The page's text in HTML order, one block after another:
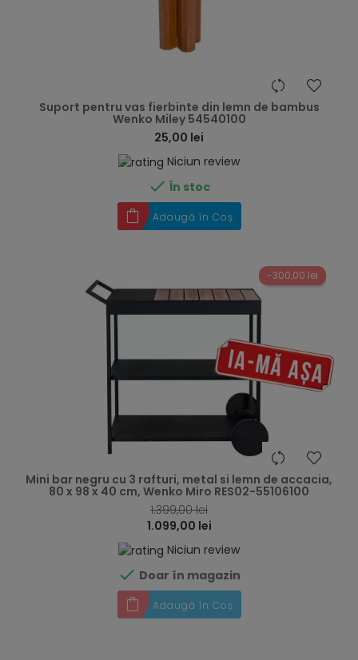
Suport pentru vas fierbinte din lemn de bambus
Wenko Miley 54540100
25,00 lei
Niciun review
 În stoc
Adaugă în Coș
-300,00 lei
Mini bar negru cu 3 rafturi, metal si lemn de accacia,
80 x 98 x 40 cm, Wenko Miro RES02-55106100
1.399,00 lei
1.099,00 lei
Niciun review
 Doar în magazin
Adaugă în Coș